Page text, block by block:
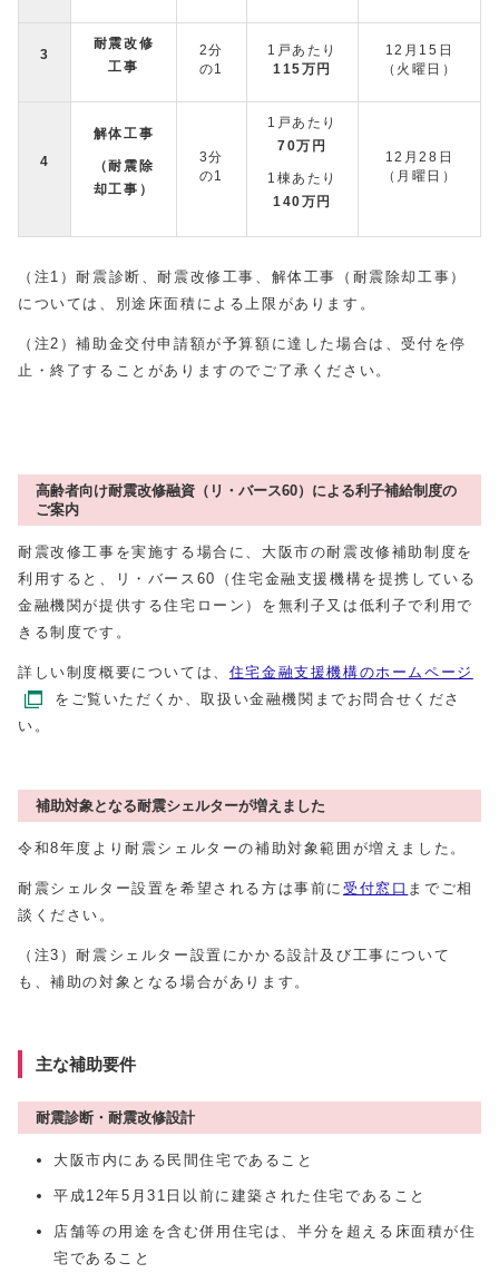
3
耐震改修
工事
2分
の1
1戸あたり
115万円
12月15日
（火曜日）
4
解体工事
（耐震除
却工事）
3分
の1
1戸あたり
70万円
1棟あたり
140万円
12月28日
（月曜日）
（注1）耐震診断、耐震改修工事、解体工事（耐震除却工事）
については、別途床面積による上限があります。
（注2）補助金交付申請額が予算額に達した場合は、受付を停
止・終了することがありますのでご了承ください。
高齢者向け耐震改修融資（リ・バース60）による利子補給制度の
ご案内
耐震改修工事を実施する場合に、大阪市の耐震改修補助制度を
利用すると、リ・バース60（住宅金融支援機構を提携している
金融機関が提供する住宅ローン）を無利子又は低利子で利用で
きる制度です。
詳しい制度概要については、 住宅金融支援機構のホームページ
をご覧いただくか、取扱い金融機関までお問合せくださ
い。
補助対象となる耐震シェルターが増えました
令和8年度より耐震シェルターの補助対象範囲が増えました。
耐震シェルター設置を希望される方は事前に受付窓口 までご相
談ください。
（注3）耐震シェルター設置にかかる設計及び工事について
も、補助の対象となる場合があります。
主な補助要件
耐震診断・耐震改修設計
大阪市内にある民間住宅であること
平成12年5月31日以前に建築された住宅であること
店舗等の用途を含む併用住宅は、半分を超える床面積が住
宅であること